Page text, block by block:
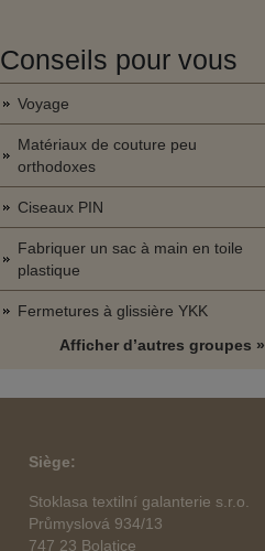
Conseils pour vous
Voyage
Matériaux de couture peu
orthodoxes
Ciseaux PIN
Fabriquer un sac à main en toile
plastique
Fermetures à glissière YKK
Afficher d’autres groupes »
Siège:
Stoklasa textilní galanterie s.r.o.
Průmyslová 934/13
747 23 Bolatice